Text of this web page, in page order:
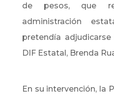
de pesos, que
administración
pretendía
DIF Estatal, Brenda
En su intervención, la